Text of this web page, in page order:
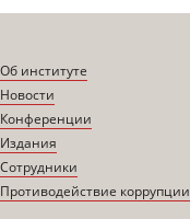
Об институте
Новости
Конференции
Издания
Сотрудники
Противодействие коррупции